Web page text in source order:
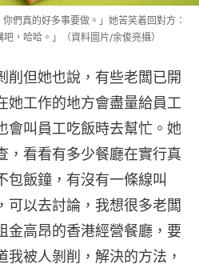
們真的好多事要做。」她苦笑着回對方：
，哈哈。」（資料圖片/余俊亮攝）
削但她也說，有些老闆已開
她工作的地方會盡量給員工
會叫員工吃飯時去幫忙。她
，看看有多少餐廳在實行真
包飯鐘，有沒有一條線叫
可以去討論，我想很多老闆
金高昂的香港經營餐廳，要
我被人剝削，解決的方法，